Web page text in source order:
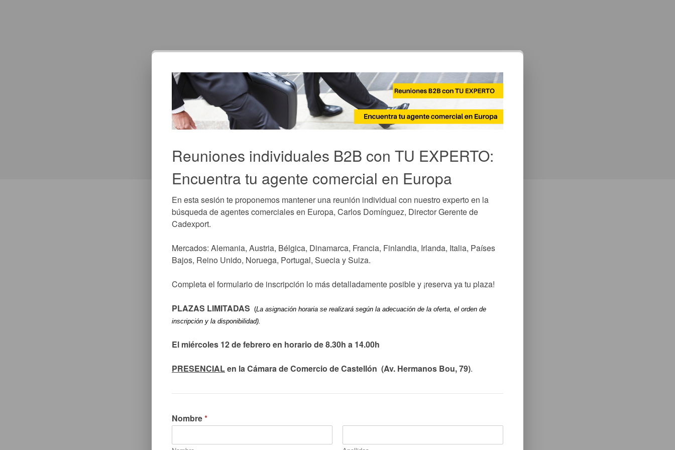
Reuniones individuales B2B con TU EXPERTO:
Encuentra tu agente comercial en Europa
En esta sesión te proponemos mantener una reunión individual con nuestro experto en la
búsqueda de agentes comerciales en Europa, Carlos Domínguez, Director Gerente de
Cadexport.
Mercados: Alemania, Austria, Bélgica, Dinamarca, Francia, Finlandia, Irlanda, Italia, Países
Bajos, Reino Unido, Noruega, Portugal, Suecia y Suiza.
Completa el formulario de inscripción lo más detalladamente posible y ¡reserva ya tu plaza!
PLAZAS LIMITADAS (La asignación horaria se realizará según la adecuación de la oferta, el orden de
inscripción y la disponibilidad).
El miércoles 12 de febrero en horario de 8.30h a 14.00h
PRESENCIAL en la Cámara de Comercio de Castellón (Av. Hermanos Bou, 79).
Nombre*